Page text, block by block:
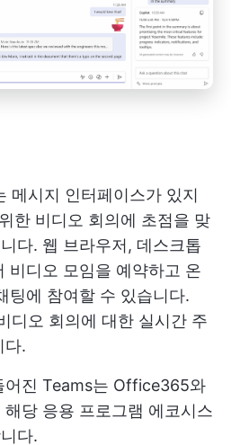
시지 인터페이스가 있지
한 비디오 회의에 초점을 맞
다. 웹 브라우저, 데스크톱
비디오 모임을 예약하고 온
팅에 참여할 수 있습니다.
오 회의에 대한 실시간 주
다.
어진 Teams는 Office365와
당 응용 프로그램 에코시스
다.